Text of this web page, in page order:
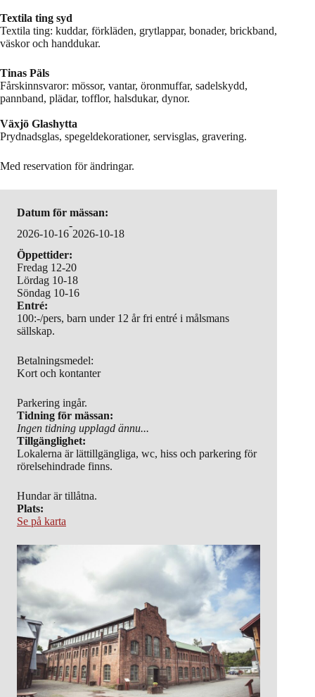
Textila ting syd
Textila ting: kuddar, förkläden, grytlappar, bonader, brickband,
väskor och handdukar.
Tinas Päls
Fårskinnsvaror: mössor, vantar, öronmuffar, sadelskydd,
pannband, plädar, tofflor, halsdukar, dynor.
Växjö Glashytta
Prydnadsglas, spegeldekorationer, servisglas, gravering.
Med reservation för ändringar.
Datum för mässan:
2026-10-16
-
2026-10-18
Öppettider:
Fredag 12-20
Lördag 10-18
Söndag 10-16
Entré:
100:-/pers, barn under 12 år fri entré i målsmans
sällskap.
Betalningsmedel:
Kort och kontanter
Parkering ingår.
Tidning för mässan:
Ingen tidning upplagd ännu...
Tillgänglighet:
Lokalerna är lättillgängliga, wc, hiss och parkering för
rörelsehindrade finns.
Hundar är tillåtna.
Plats:
Se på karta